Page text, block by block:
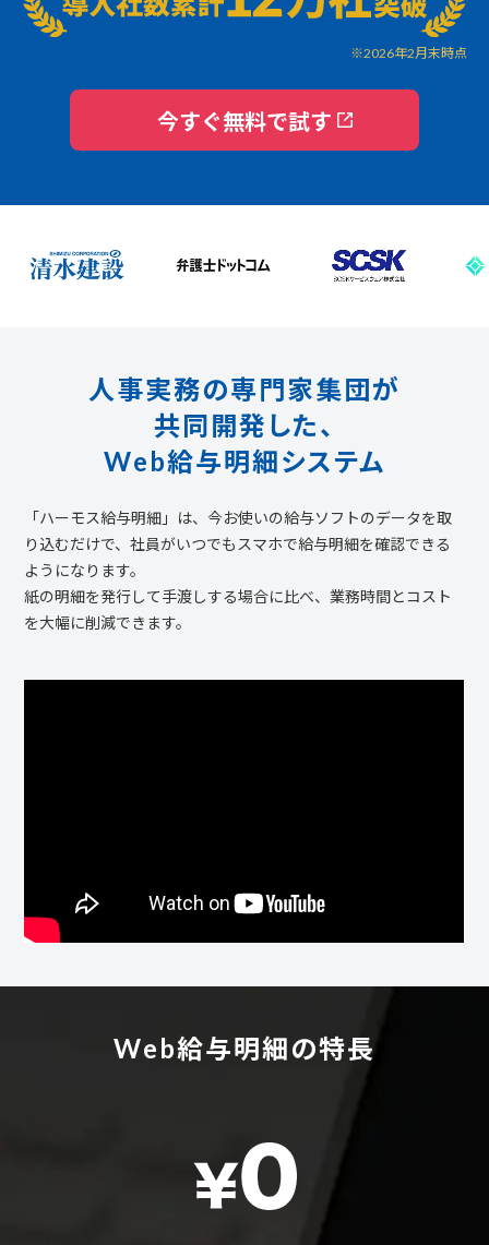
今すぐ無料で試す
※2026年2月末時点
人事実務の専門家集団が
共同開発した、
Web給与明細システム
「ハーモス給与明細」は、今お使いの給与ソフトのデータを取
り込むだけで、社員がいつでもスマホで給与明細を確認できる
ようになります。
紙の明細を発行して手渡しする場合に比べ、業務時間とコスト
を大幅に削減できます。
Web給与明細の特長